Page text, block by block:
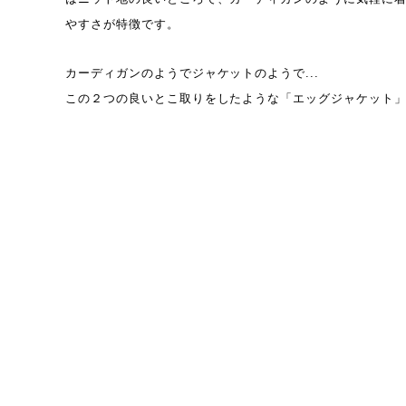
やすさが特徴です。
カーディガンのようでジャケットのようで...
この２つの良いとこ取りをしたような「エッグジャケット